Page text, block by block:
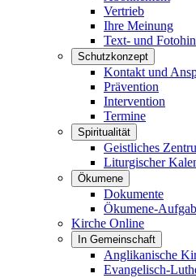
Vertrieb
Ihre Meinung
Text- und
Schutzkonzept
Kontakt und
Prävention
Intervention
Termine
Spiritualität
Geistliches
Liturgischer
Ökumene
Dokumente
Ökumene-
Kirche Online
In Gemeinschaft
Anglikanische
Evangelisch-